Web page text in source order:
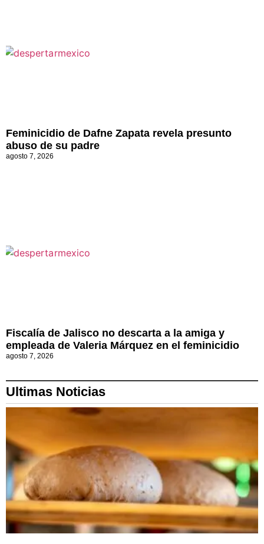
Feminicidio de Dafne Zapata revela presunto
abuso de su padre
agosto 7, 2026
Fiscalía de Jalisco no descarta a la amiga y
empleada de Valeria Márquez en el feminicidio
agosto 7, 2026
Ultimas Noticias